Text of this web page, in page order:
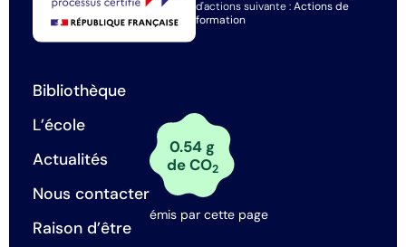
d'actions suivante :Actions de
formation
Bibliothèque
L’école
Actualités
Nous contacter
Raison d’être
0.54 g
de CO2
émis par cette page